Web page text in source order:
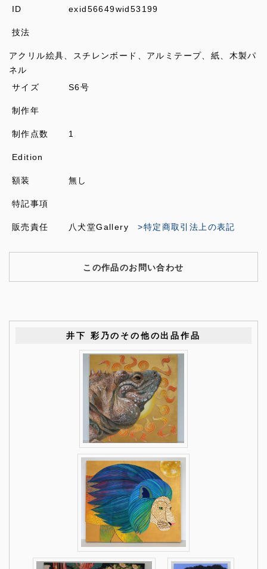
ID exid56649wid53199
技法
アクリル絵具、スチレンボード、アルミテープ、紙、木製パ
ネル
サイズ
S6号
制作年
制作点数 1
Edition
額装 無し
特記事項
販売責任 八犬堂Gallery>特定商取引法上の表記
この作品のお問い合わせ
井下 彩乃のその他の出品作品